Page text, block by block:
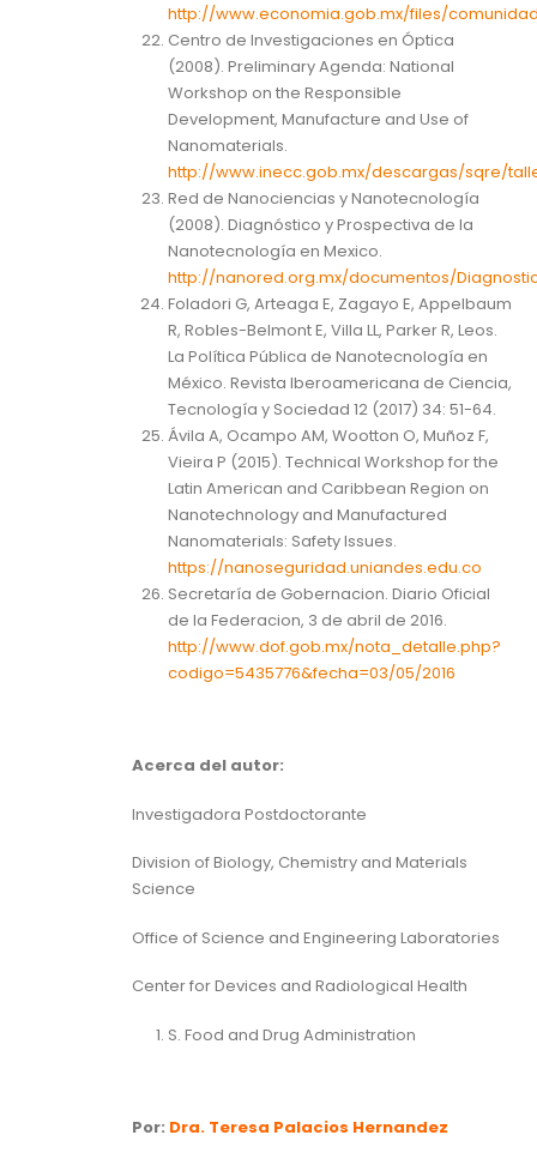
http://www.economia.gob.mx/files/
Centro de Investigaciones en Óptica
(2008). Preliminary Agenda: National
Workshop on the Responsible
Development, Manufacture and Use of
Nanomaterials.
http://www.inecc.gob.mx/descargas/sqre/
Red de Nanociencias y Nanotecnología
(2008). Diagnóstico y Prospectiva de la
Nanotecnología en Mexico.
http://nanored.org.mx/documentos/
Foladori G, Arteaga E, Zagayo E, Appelbaum
R, Robles-Belmont E, Villa LL, Parker R, Leos.
La Política Pública de Nanotecnología en
México. Revista Iberoamericana de Ciencia,
Tecnología y Sociedad 12 (2017) 34: 51-64.
Ávila A, Ocampo AM, Wootton O, Muñoz F,
Vieira P (2015). Technical Workshop for the
Latin American and Caribbean Region on
Nanotechnology and Manufactured
Nanomaterials: Safety Issues.
https://nanoseguridad.uniandes.edu.co
Secretaría de Gobernacion. Diario Oficial
de la Federacion, 3 de abril de 2016.
http://www.dof.gob.mx/nota_detalle.php?
codigo=5435776&fecha=03/05/2016
Acerca del autor:
Investigadora Postdoctorante
Division of Biology, Chemistry and Materials
Science
Office of Science and Engineering Laboratories
Center for Devices and Radiological Health
S. Food and Drug Administration
Por: Dra. Teresa Palacios Hernandez